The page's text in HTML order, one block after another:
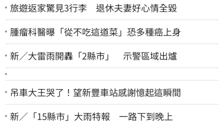
旅遊返家驚見3行李 退休夫妻好心情全毀
腫瘤科醫曝「從不吃這道菜」恐多種癌上身
新／大雷雨開轟「2縣市」 示警區域出爐
吊車大王哭了！望新豐車站感謝憶起這瞬間
新／「15縣市」大雨特報 一路下到晚上